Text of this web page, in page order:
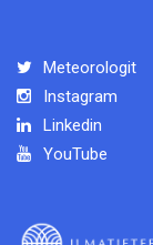
Meteorologit
Instagram
Linkedin
YouTube